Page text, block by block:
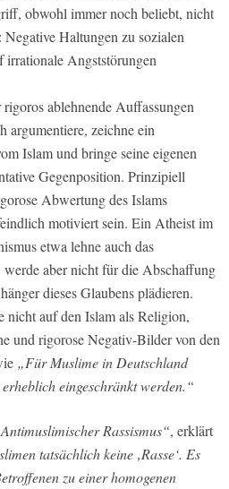
obwohl immer noch beliebt, nicht
Haltungen zu sozialen
irrationale Angststörungen
ablehnende Auffassungen
argumentiere, zeichne ein
Islam und bringe seine eigenen
Gegenposition. Prinzipiell
Abwertung des Islams
motiviert sein. Ein Atheist im
etwa lehne auch das
aber nicht für die Abschaffung
dieses Glaubens plädieren.
nicht auf den Islam als Religion,
und rigorose Negativ-Bilder von den
„Für Muslime in Deutschland
eingeschränkt werden.“
Rassismus“, erklärt
tatsächlich keine ‚Rasse‘. Es
zu einer homogenen